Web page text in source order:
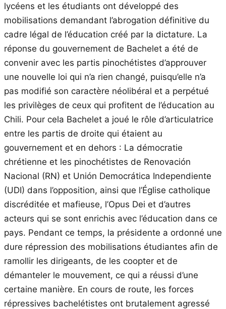
lycéens et les étudiants ont développé des
mobilisations demandant l’abrogation définitive du
cadre légal de l’éducation créé par la dictature. La
réponse du gouvernement de Bachelet a été de
convenir avec les partis pinochétistes d’approuver
une nouvelle loi qui n’a rien changé, puisqu’elle n’a
pas modifié son caractère néolibéral et a perpétué
les privilèges de ceux qui profitent de l’éducation au
Chili. Pour cela Bachelet a joué le rôle d’articulatrice
entre les partis de droite qui étaient au
gouvernement et en dehors : La démocratie
chrétienne et les pinochétistes de Renovación
Nacional (RN) et Unión Democrática Independiente
(UDI) dans l’opposition, ainsi que l’Église catholique
discréditée et mafieuse, l’Opus Dei et d’autres
acteurs qui se sont enrichis avec l’éducation dans ce
pays. Pendant ce temps, la présidente a ordonné une
dure répression des mobilisations étudiantes afin de
ramollir les dirigeants, de les coopter et de
démanteler le mouvement, ce qui a réussi d’une
certaine manière. En cours de route, les forces
répressives bachelétistes ont brutalement agressé